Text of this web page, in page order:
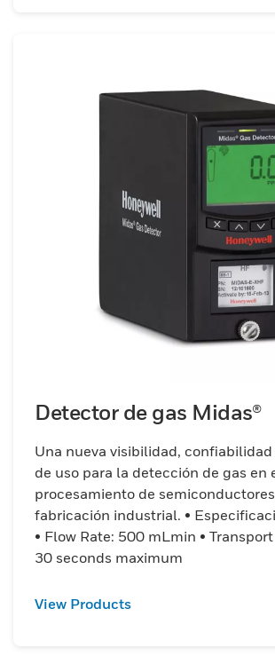
Detector de gas Midas®
Una nueva visibilidad,
de uso para la detección de gas en
procesamiento de
fabricación industrial. •
• Flow Rate: 500 mLmin •
30 seconds maximum
View Products